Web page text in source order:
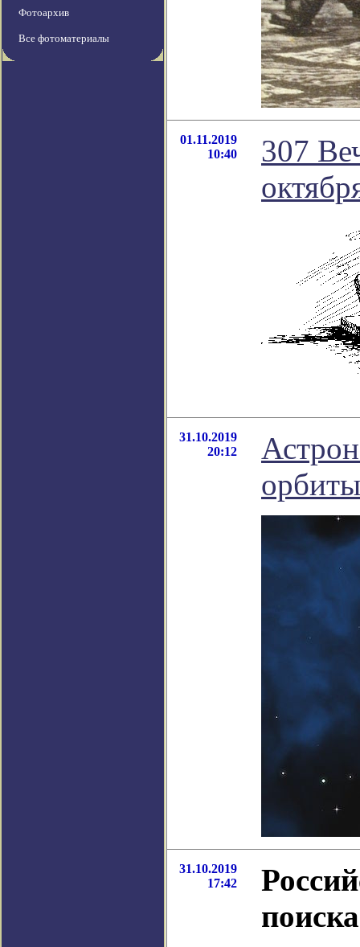
Фотоархив
Все фотоматериалы
01.11.2019
10:40
307
31.10.2019
20:12
31.10.2019
17:42